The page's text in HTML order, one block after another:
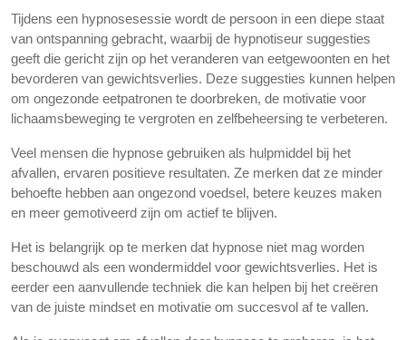
Tijdens een hypnosesessie wordt de persoon in een diepe staat
van ontspanning gebracht, waarbij de hypnotiseur suggesties
geeft die gericht zijn op het veranderen van eetgewoonten en het
bevorderen van gewichtsverlies. Deze suggesties kunnen helpen
om ongezonde eetpatronen te doorbreken, de motivatie voor
lichaamsbeweging te vergroten en zelfbeheersing te verbeteren.
Veel mensen die hypnose gebruiken als hulpmiddel bij het
afvallen, ervaren positieve resultaten. Ze merken dat ze minder
behoefte hebben aan ongezond voedsel, betere keuzes maken
en meer gemotiveerd zijn om actief te blijven.
Het is belangrijk op te merken dat hypnose niet mag worden
beschouwd als een wondermiddel voor gewichtsverlies. Het is
eerder een aanvullende techniek die kan helpen bij het creëren
van de juiste mindset en motivatie om succesvol af te vallen.